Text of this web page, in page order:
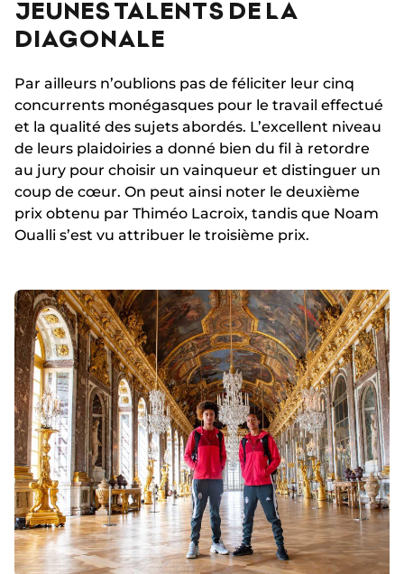
JEUNES TALENTS DE LA
DIAGONALE
Par ailleurs n’oublions pas de féliciter leur cinq
concurrents monégasques pour le travail effectué
et la qualité des sujets abordés. L’excellent niveau
de leurs plaidoiries a donné bien du fil à retordre
au jury pour choisir un vainqueur et distinguer un
coup de cœur. On peut ainsi noter le deuxième
prix obtenu par Thiméo Lacroix, tandis que Noam
Oualli s’est vu attribuer le troisième prix.